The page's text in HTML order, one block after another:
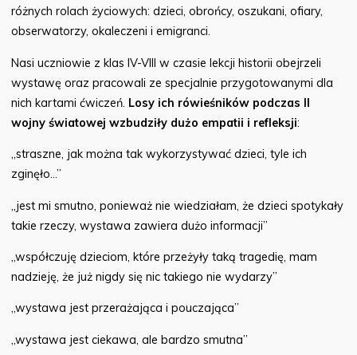
różnych rolach życiowych: dzieci, obrońcy, oszukani, ofiary,
obserwatorzy, okaleczeni i emigranci.
Nasi uczniowie z klas IV-VIII w czasie lekcji historii obejrzeli
wystawę oraz pracowali ze specjalnie przygotowanymi dla
nich kartami ćwiczeń. Losy ich rówieśników podczas II
wojny światowej wzbudziły dużo empatii i refleksji:
„straszne, jak można tak wykorzystywać dzieci, tyle ich
zginęło…”
„jest mi smutno, ponieważ nie wiedziałam, że dzieci spotykały
takie rzeczy, wystawa zawiera dużo informacji”
„współczuję dzieciom, które przeżyły taką tragedię, mam
nadzieję, że już nigdy się nic takiego nie wydarzy”
„wystawa jest przerażająca i pouczająca”
„wystawa jest ciekawa, ale bardzo smutna”